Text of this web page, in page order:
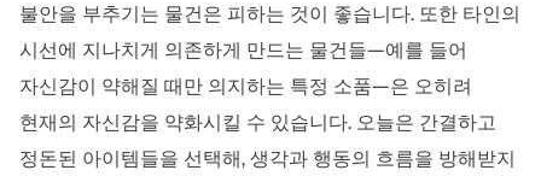
불안을 부추기는 물건은 피하는 것이 좋습니다. 또한 타인의
시선에 지나치게 의존하게 만드는 물건들—예를 들어
자신감이 약해질 때만 의지하는 특정 소품—은 오히려
현재의 자신감을 약화시킬 수 있습니다. 오늘은 간결하고
정돈된 아이템들을 선택해, 생각과 행동의 흐름을 방해받지